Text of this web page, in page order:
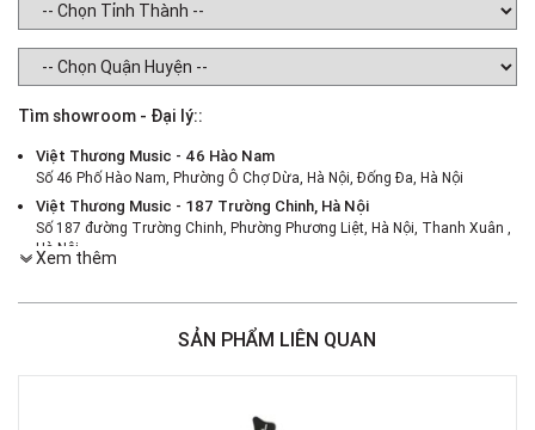
Tìm showroom - Đại lý::
Việt Thương Music - 46 Hào Nam
Số 46 Phố Hào Nam, Phường Ô Chợ Dừa, Hà Nội, Đống Đa, Hà Nội
Việt Thương Music - 187 Trường Chinh, Hà Nội
Số 187 đường Trường Chinh, Phường Phương Liệt, Hà Nội, Thanh Xuân ,
Hà Nội
386 Cách Mạng Tháng Tám, Phường Nhiêu Lộc, TPHCM, Quận 3, Hồ Chí
Việt Thương Music - 180 Võ Thị Sáu
442 Lũy Bán Bích, Phường Tân Phú, TPHCM, Quận Tân Phú, Hồ Chí Minh
Xem thêm
SẢN PHẨM LIÊN QUAN